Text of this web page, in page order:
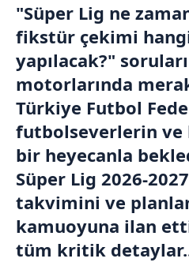
"Süper Lig ne
fikstür çekimi
yapılacak?"
motorlarında
Türkiye Futbol
futbolseverlerin
bir heyecanla
Süper Lig 2026-
takvimini ve
kamuoyuna ilan
tüm kritik